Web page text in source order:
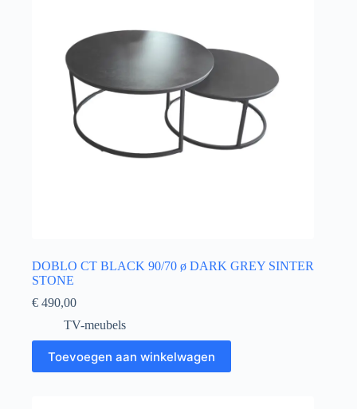
DOBLO CT BLACK 90/70 ø DARK GREY SINTER
STONE
€ 490,00
TV-meubels
Toevoegen aan winkelwagen